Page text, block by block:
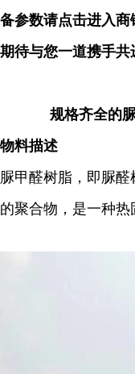
备参数请点击进入商
期待与您一道携手共
规格齐全的
物料描述
脲甲醛树脂，即脲醛
的聚合物，是一种热